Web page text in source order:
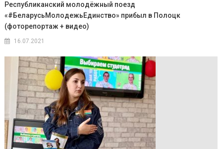
Республиканский молодёжный поезд
«#БеларусьМолодежьЕдинство» прибыл в Полоцк
(фоторепортаж + видео)
16.07.2021